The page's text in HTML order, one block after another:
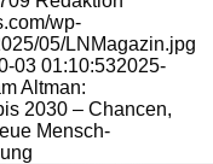
wp-
05/LNMagazin.jpg
03 01:10:532025-
Altman:
2030 – Chancen,
Mensch-